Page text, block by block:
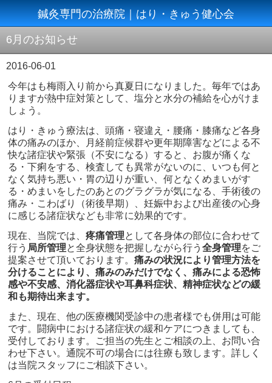
鍼灸専門の治療院｜はり・きゅう健心会
6月のお知らせ
2016-06-01
今年はも梅雨入り前から真夏日になりました。毎年ではあ
りますが熱中症対策として、塩分と水分の補給を心がけま
しょう。
はり・きゅう療法は、頭痛・寝違え・腰痛・膝痛など各身
体の痛みのほか、月経前症候群や更年期障害などによる不
快な諸症状や緊張（不安になる）すると、お腹が痛くな
る・下痢をする、検査しても異常がないのに、いつも何と
なく気持ち悪い・胃の辺りが重い、何となくめまいがす
る・めまいをしたのあとのグラグラが気になる、手術後の
痛み・こわばり（術後早期）、妊娠中および出産後の心身
に感じる諸症状なども非常に効果的です。
現在、当院では、 疼痛管理として各身体の部位に合わせて
行う 局所管理と全身状態を把握しながら行う 全身管理をご
提案させて頂いております。 痛みの状況により管理方法を
分けることにより、痛みのみだけでなく、痛みによる恐怖
感や不安感、消化器症状や耳鼻科症状、精神症状などの緩
和も期待出来ます。
また、現在、他の医療機関受診中の患者様でも併用は可能
です。闘病中における諸症状の緩和ケアにつきましても、
受付しております。ご担当の先生とご相談の上、お問い合
わせ下さい。通院不可の場合には往療も致します。詳しく
は当院スタッフにご相談下さい。